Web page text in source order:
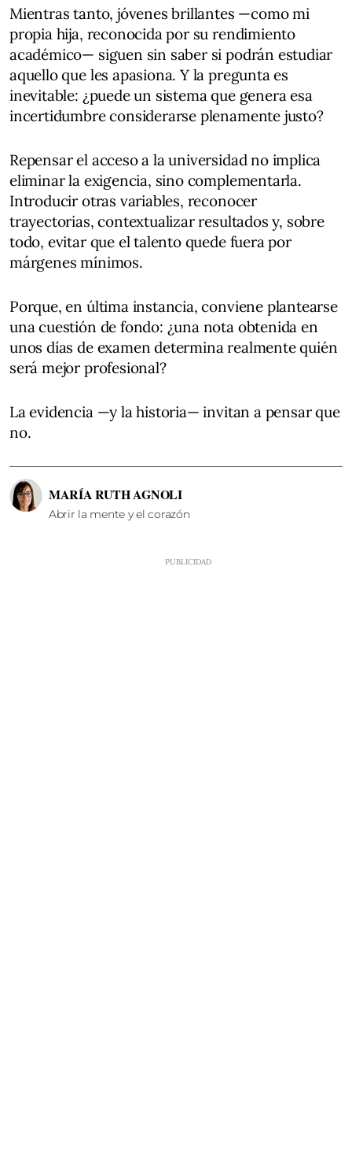
Mientras tanto, jóvenes brillantes —como mi
propia hija, reconocida por su rendimiento
académico— siguen sin saber si podrán estudiar
aquello que les apasiona. Y la pregunta es
inevitable: ¿puede un sistema que genera esa
incertidumbre considerarse plenamente justo?
Repensar el acceso a la universidad no implica
eliminar la exigencia, sino complementarla.
Introducir otras variables, reconocer
trayectorias, contextualizar resultados y, sobre
todo, evitar que el talento quede fuera por
márgenes mínimos.
Porque, en última instancia, conviene plantearse
una cuestión de fondo: ¿una nota obtenida en
unos días de examen determina realmente quién
será mejor profesional?
La evidencia —y la historia— invitan a pensar que
no.
MARÍA RUTH AGNOLI
Abrir la mente y el corazón